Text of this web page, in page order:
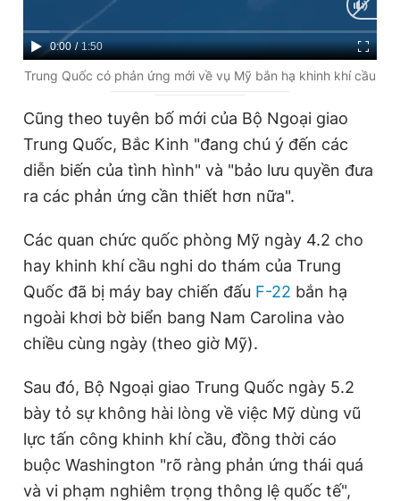
© 2003-2026 Bản quyền thuộc về Báo Thanh Niên. Cấm sao
chép dưới mọi hình thức nếu không có sự chấp thuận bằng văn
bản. Phát triển bởi ePi Technologies, JSC.
C
u
r
e
n
i
m
e
0:00 / D
u
a
t
i
1:50
Trung Quốc có phản ứng mới về vụ Mỹ bắn hạ khinh khí cầu
Cũng theo tuyên bố mới của Bộ Ngoại giao
Trung Quốc, Bắc Kinh "đang chú ý đến các
diễn biến của tình hình" và "bảo lưu quyền đưa
ra các phản ứng cần thiết hơn nữa".
Các quan chức quốc phòng Mỹ ngày 4.2 cho
hay khinh khí cầu nghi do thám của Trung
Quốc đã bị máy bay chiến đấu F-22 bắn hạ
ngoài khơi bờ biển bang Nam Carolina vào
chiều cùng ngày (theo giờ Mỹ).
Sau đó, Bộ Ngoại giao Trung Quốc ngày 5.2
bày tỏ sự không hài lòng về việc Mỹ dùng vũ
lực tấn công khinh khí cầu, đồng thời cáo
buộc Washington "rõ ràng phản ứng thái quá
và vi phạm nghiêm trọng thông lệ quốc tế",